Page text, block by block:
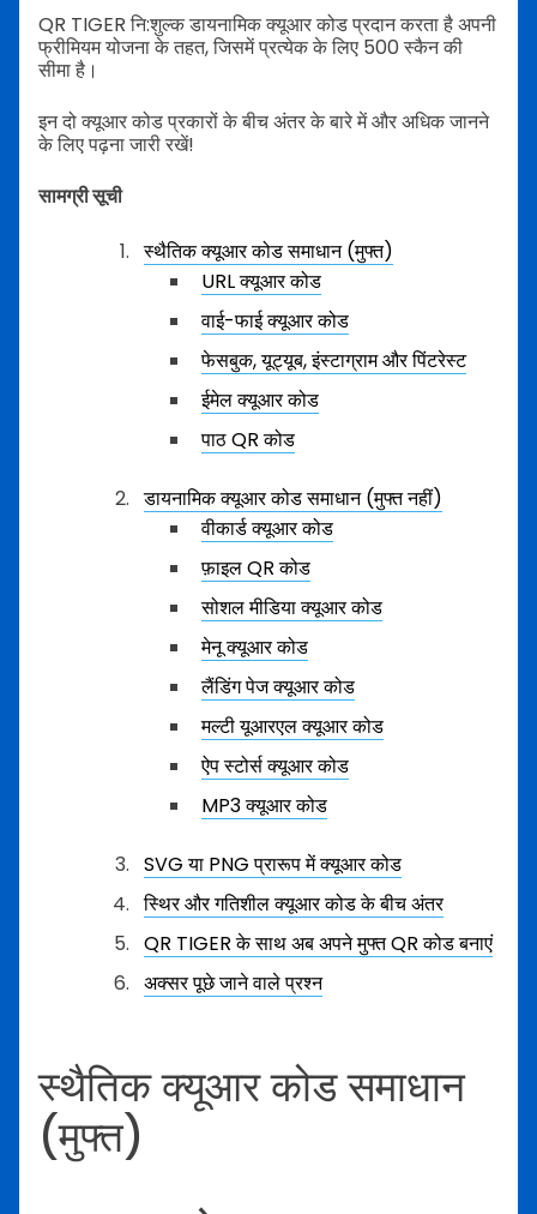
QR TIGER नि:शुल्क डायनामिक क्यूआर कोड प्रदान करता है अपनी
फ्रीमियम योजना के तहत, जिसमें प्रत्येक के लिए 500 स्कैन की
सीमा है।
इन दो क्यूआर कोड प्रकारों के बीच अंतर के बारे में और अधिक जानने
के लिए पढ़ना जारी रखें!
सामग्री सूची
स्थैतिक क्यूआर कोड समाधान (मुफ्त)
URL क्यूआर कोड
वाई-फाई क्यूआर कोड
फेसबुक, यूट्यूब, इंस्टाग्राम और पिंटरेस्ट
ईमेल क्यूआर कोड
पाठ QR कोड
डायनामिक क्यूआर कोड समाधान (मुफ्त नहीं)
वीकार्ड क्यूआर कोड
फ़ाइल QR कोड
सोशल मीडिया क्यूआर कोड
मेनू क्यूआर कोड
लैंडिंग पेज क्यूआर कोड
मल्टी यूआरएल क्यूआर कोड
ऐप स्टोर्स क्यूआर कोड
MP3 क्यूआर कोड
SVG या PNG प्रारूप में क्यूआर कोड
स्थिर और गतिशील क्यूआर कोड के बीच अंतर
QR TIGER के साथ अब अपने मुफ्त QR कोड बनाएं
अक्सर पूछे जाने वाले प्रश्न
स्थैतिक क्यूआर कोड समाधान
(मुफ्त)